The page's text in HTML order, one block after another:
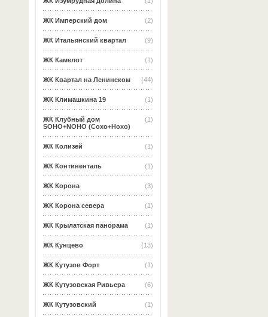
(2)
ЖК Имперский дом
(9)
ЖК Итальянский квартал
(1)
ЖК Камелот
(44)
ЖК Квартал на Ленинском
(1)
ЖК Климашкина 19
(1)
ЖК Клубный дом
SOHO+NOHO (Сохо+Нохо)
(1)
ЖК Колизей
(1)
ЖК Континенталь
(3)
ЖК Корона
(1)
ЖК Корона севера
(1)
ЖК Крылатская панорама
(13)
ЖК Кунцево
(1)
ЖК Кутузов Форт
(6)
ЖК Кутузовская Ривьера
(1)
ЖК Кутузовский